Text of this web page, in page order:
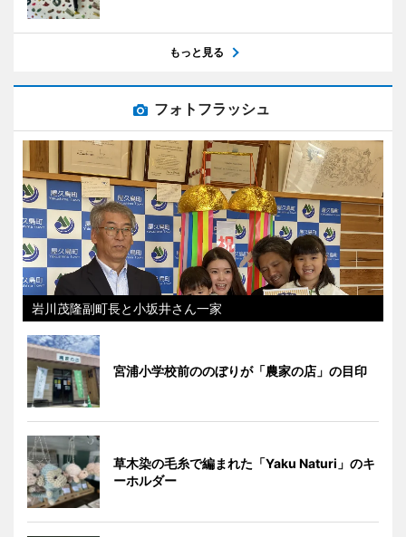
もっと見る
フォトフラッシュ
岩川茂隆副町長と小坂井さん一家
宮浦小学校前ののぼりが「農家の店」の目印
草木染の毛糸で編まれた「Yaku Naturi」のキ
ーホルダー